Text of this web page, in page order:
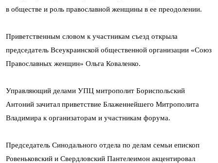
в обществе и роль православной женщины в ее преодолении.
Приветственным словом к участникам съезд открыла
председатель Всеукраинской общественной организации «Союз
Православных женщин» Ольга Коваленко.
Управляющий делами УПЦ митрополит Бориспольский
Антоний зачитал приветствие Блаженнейшего Митрополита
Владимира к организаторам и участникам форума.
Председатель Синодального отдела по делам семьи епископ
Ровеньковский и Свердловский Пантелеимон акцентировал